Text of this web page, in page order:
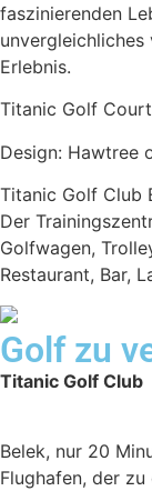
faszinierenden
unvergleichliches
Erlebnis.
Titanic Golf
Design: Hawtree
Titanic Golf Club
Der
Golfwagen,
Restaurant, Bar,
Golf zu
Titanic Golf Club
Belek, nur 20
Flughafen, der